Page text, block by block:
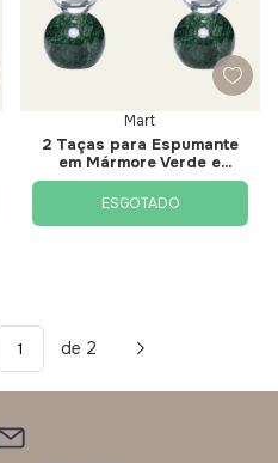
Mart
2 Taças para Espumante
em Mármore Verde e
Cristal 210ml - Mart
ESGOTADO
de 2